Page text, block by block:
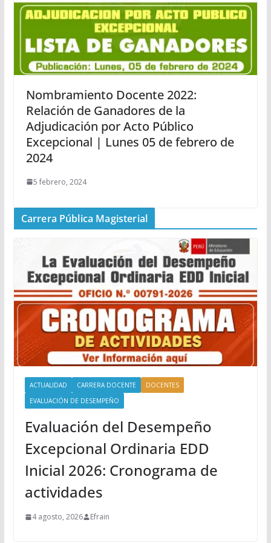
Nombramiento Docente 2022:
Relación de Ganadores de la
Adjudicación por Acto Público
Excepcional | Lunes 05 de febrero de
2024
5 febrero, 2024
Carrera Pública Magisterial
ACTUALIDAD CARRERA DOCENTE
DOCENTES
EVALUACIÓN DE DESEMPEÑO
Evaluación del Desempeño
Excepcional Ordinaria EDD
Inicial 2026: Cronograma de
actividades
4 agosto, 2026 Efrain